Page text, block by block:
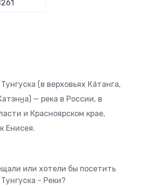
(в верховьях Ка́танга,
— река в России, в
и Красноярском крае,
Енисея.
или хотели бы посетить
- Реки?